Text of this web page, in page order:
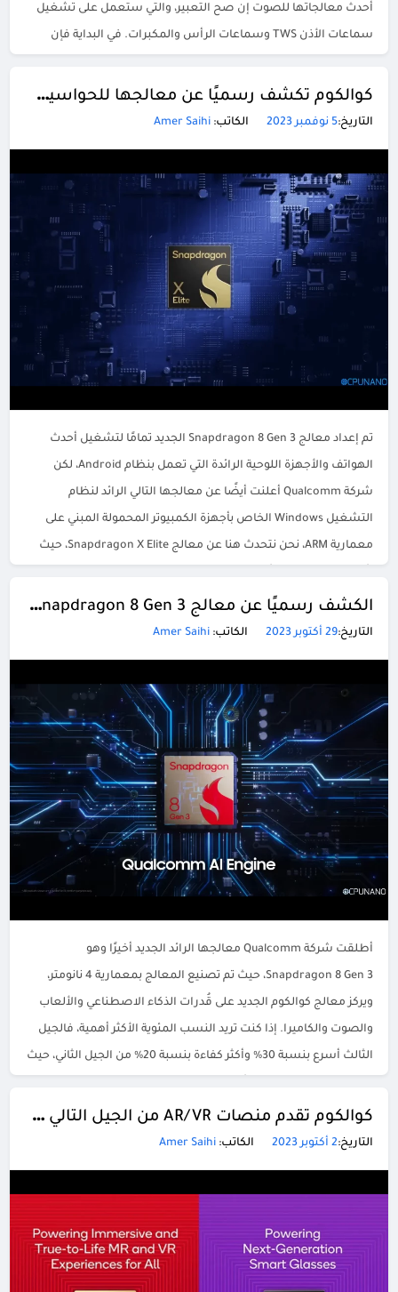
أحدث معالجاتها للصوت إن صح التعبير، والتي ستعمل على تشغيل
سماعات الأذن TWS وسماعات الرأس والمكبرات. في البداية فإن
كوالكوم تكشف رسميًا عن معالجها للحواسيب المحمولة Snapdragon X Elite
التاريخ:5 نوفمبر 2023 الكاتب: Amer Saihi
تم إعداد معالج Snapdragon 8 Gen 3 الجديد تمامًا لتشغيل أحدث
الهواتف والأجهزة اللوحية الرائدة التي تعمل بنظام Android، لكن
شركة Qualcomm أعلنت أيضًا عن معالجها التالي الرائد لنظام
التشغيل Windows الخاص بأجهزة الكمبيوتر المحمولة المبني على
معمارية ARM، نحن نتحدث هنا عن معالج Snapdragon X Elite، حيث
الكشف رسميًا عن معالج Snapdragon 8 Gen 3 بمعمارية 4 نانومتر وبدعم الذكاء الاصطناعي التوليدي
التاريخ:29 أكتوبر 2023 الكاتب: Amer Saihi
أطلقت شركة Qualcomm معالجها الرائد الجديد أخيرًا وهو
Snapdragon 8 Gen 3، حيث تم تصنيع المعالج بمعمارية 4 نانومتر،
ويركز معالج كوالكوم الجديد على قُدرات الذكاء الاصطناعي والألعاب
والصوت والكاميرا. إذا كنت تريد النسب المئوية الأكثر أهمية، فالجيل
الثالث أسرع بنسبة 30% وأكثر كفاءة بنسبة 20% من الجيل الثاني، حيث
كوالكوم تقدم منصات AR/VR من الجيل التالي Snapdragon XR2 Gen 2 وAR1 Gen 1
التاريخ:2 أكتوبر 2023 الكاتب: Amer Saihi